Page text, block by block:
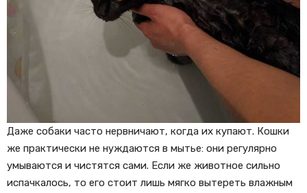
Даже собаки часто нервничают, когда их купают. Кошки
же практически не нуждаются в мытье: они регулярно
умываются и чистятся сами. Если же животное сильно
испачкалось, то его стоит лишь мягко вытереть влажным